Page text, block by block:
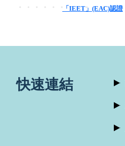
「IEET」(EAC)認證
快速連結